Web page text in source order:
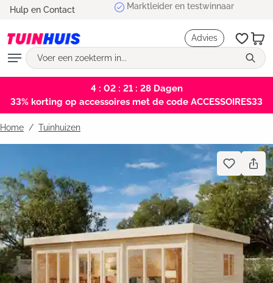
Hulp en Contact Marktleider en testwinnaar
Advies
4 : 02 : 21 : 27Dagen
33% korting op accessoires met de code ACCESSOIRES33
Home Tuinhuizen